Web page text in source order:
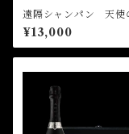
遠隔シャンパン 天使
ティ
¥13,000